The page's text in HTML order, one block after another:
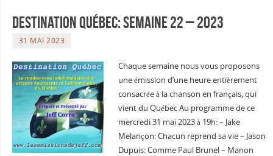
Destination Québec: Semaine 22 – 2023
31 MAI 2023
Chaque semaine nous vous proposons
une émission d’une heure entièrement
consacrée à la chanson en français, qui
vient du Québec Au programme de ce
mercredi 31 mai 2023 à 19h: – Jake
Melançon: Chacun reprend sa vie – Jason
Dupuis: Comme Paul Brunel – Manon